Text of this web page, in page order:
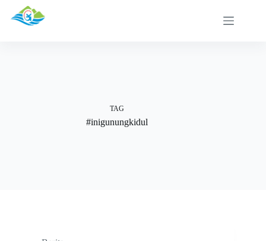
content
TAG
#inigunungkidul